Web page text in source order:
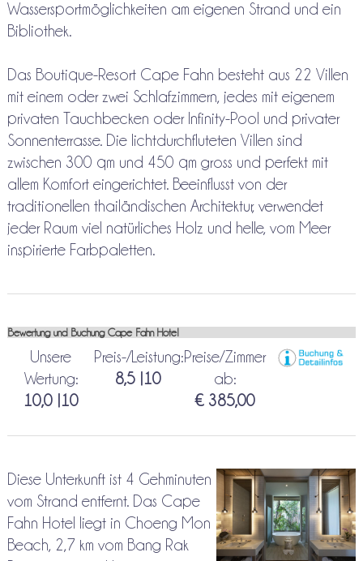
Wassersportmöglichkeiten am eigenen Strand und ein
Bibliothek.
Das Boutique-Resort Cape Fahn besteht aus 22 Villen
mit einem oder zwei Schlafzimmern, jedes mit eigenem
privaten Tauchbecken oder Infinity-Pool und privater
Sonnenterrasse. Die lichtdurchfluteten Villen sind
zwischen 300 qm und 450 qm gross und perfekt mit
allem Komfort eingerichtet. Beeinflusst von der
traditionellen thailändischen Architektur, verwendet
jeder Raum viel natürliches Holz und helle, vom Meer
inspirierte Farbpaletten.
Bewertung und Buchung Cape Fahn Hotel
Unsere
Wertung:
10,0 |10
Preis-/Leistung:
8,5 |10
Preise/Zimmer
ab:
€ 385,00
Diese Unterkunft ist 4 Gehminuten
vom Strand entfernt. Das Cape
Fahn Hotel liegt in Choeng Mon
Beach, 2,7 km vom Bang Rak